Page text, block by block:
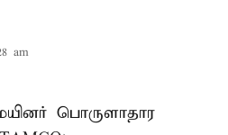
am
பொருளாதார